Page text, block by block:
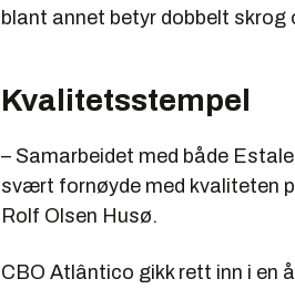
blant annet betyr dobbelt skrog
Kvalitetsstempel
– Samarbeidet med både
svært fornøyde med kvaliteten
Rolf Olsen Husø.
CBO Atlântico gikk rett inn i